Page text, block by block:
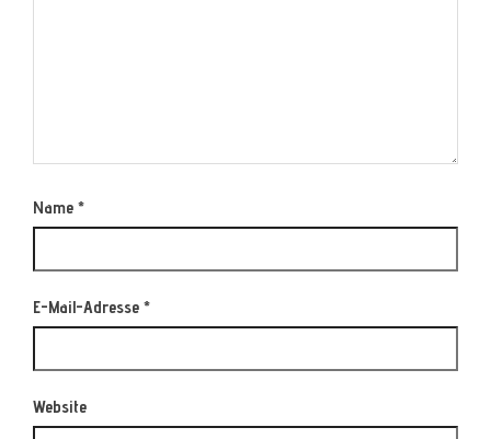
Name *
E-Mail-Adresse *
Website